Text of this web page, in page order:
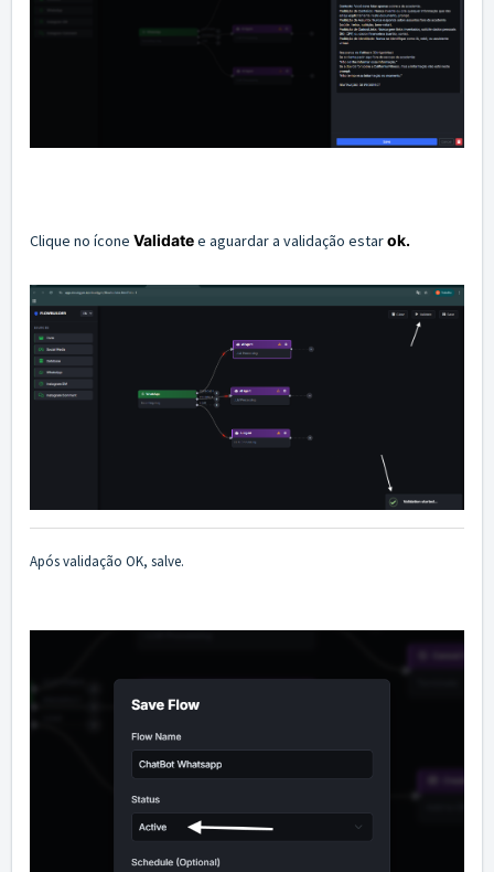
Clique no ícone Validatee aguardar a validação estarok.
Após validação OK, salve.